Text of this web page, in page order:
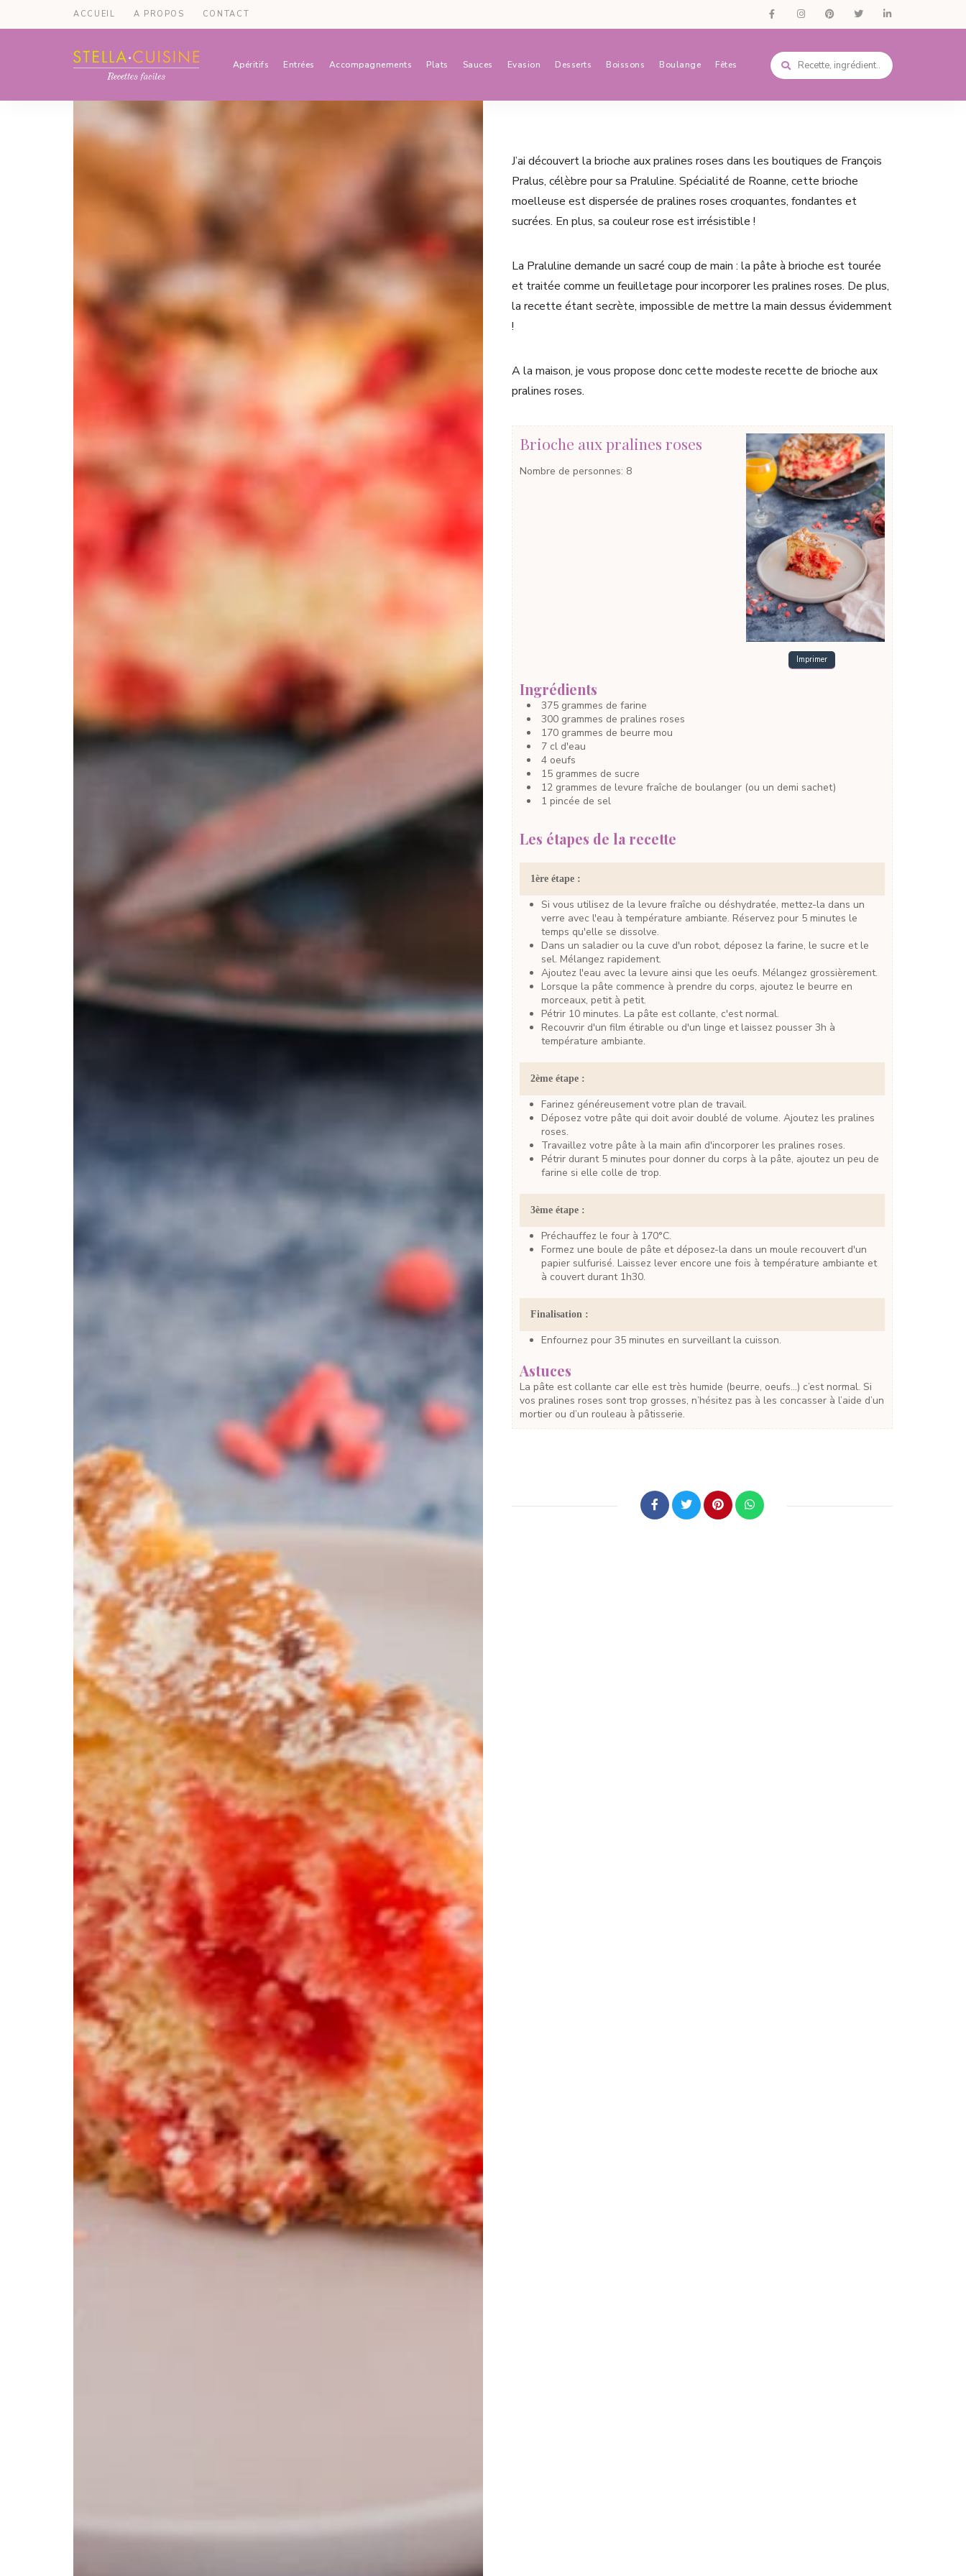
ACCUEIL A PROPOS CONTACT
Recettes
faciles,
recettes
rapides,
recettes
végétariennes
Recettes
Cuisine
Apéritifs Entrées Accompagnements Plats Sauces Evasion Desserts Boissons Boulange Fêtes
J’ai découvert la brioche aux pralines roses dans les boutiques de François
Pralus, célèbre pour sa Praluline. Spécialité de Roanne, cette brioche
moelleuse est dispersée de pralines roses croquantes, fondantes et
sucrées. En plus, sa couleur rose est irrésistible !
La Praluline demande un sacré coup de main : la pâte à brioche est tourée
et traitée comme un feuilletage pour incorporer les pralines roses. De plus,
la recette étant secrète, impossible de mettre la main dessus évidemment
!
A la maison, je vous propose donc cette modeste recette de brioche aux
pralines roses.
Imprimer
Brioche aux pralines roses
Nombre de personnes: 8
Ingrédients
375 grammes de farine
300 grammes de pralines roses
170 grammes de beurre mou
7 cl d'eau
4 oeufs
15 grammes de sucre
12 grammes de levure fraîche de boulanger (ou un demi sachet)
1 pincée de sel
Les étapes de la recette
1ère étape :
Si vous utilisez de la levure fraîche ou déshydratée, mettez-la dans un
verre avec l'eau à température ambiante. Réservez pour 5 minutes le
temps qu'elle se dissolve.
Dans un saladier ou la cuve d'un robot, déposez la farine, le sucre et le
sel. Mélangez rapidement.
Ajoutez l'eau avec la levure ainsi que les oeufs. Mélangez grossièrement.
Lorsque la pâte commence à prendre du corps, ajoutez le beurre en
morceaux, petit à petit.
Pétrir 10 minutes. La pâte est collante, c'est normal.
Recouvrir d'un film étirable ou d'un linge et laissez pousser 3h à
température ambiante.
2ème étape :
Farinez généreusement votre plan de travail.
Déposez votre pâte qui doit avoir doublé de volume. Ajoutez les pralines
roses.
Travaillez votre pâte à la main afin d'incorporer les pralines roses.
Pétrir durant 5 minutes pour donner du corps à la pâte, ajoutez un peu de
farine si elle colle de trop.
3ème étape :
Préchauffez le four à 170°C.
Formez une boule de pâte et déposez-la dans un moule recouvert d'un
papier sulfurisé. Laissez lever encore une fois à température ambiante et
à couvert durant 1h30.
Finalisation :
Enfournez pour 35 minutes en surveillant la cuisson.
Astuces
La pâte est collante car elle est très humide (beurre, oeufs…) c’est normal. Si
vos pralines roses sont trop grosses, n’hésitez pas à les concasser à l’aide d’un
mortier ou d’un rouleau à pâtisserie.